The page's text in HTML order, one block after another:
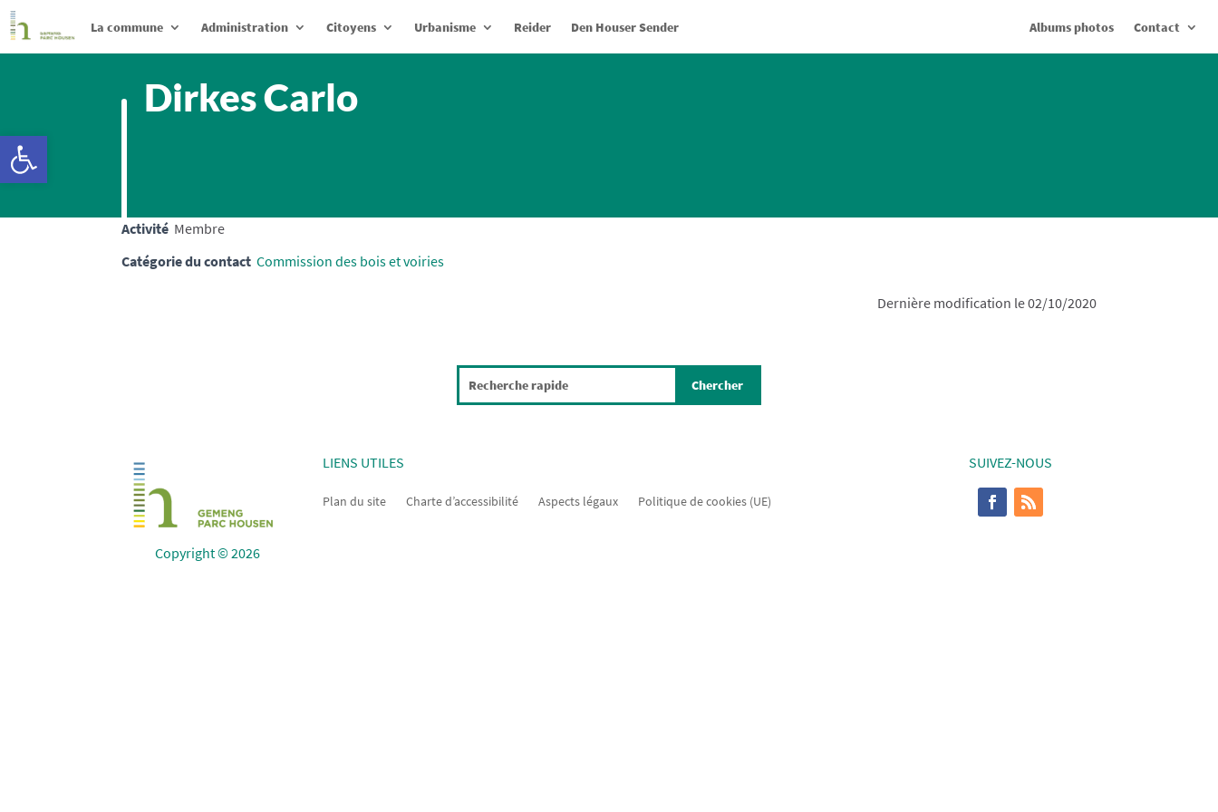
La commune Administration Citoyens Urbanisme Reider Den Houser Sender Albums photos Contact
Dirkes Carlo
Activité Membre
Catégorie du contact Commission des bois et voiries
Dernière modification le 02/10/2020
Copyright © 2026
LIENS UTILES
Plan du site Charte d’accessibilité Aspects légaux Politique de cookies (UE)
SUIVEZ-NOUS
Ouvrir la barre d’outils